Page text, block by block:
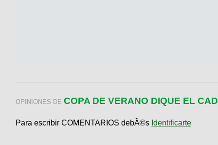
OPINIONES DE COPA DE VERANO DIQUE EL
Para escribir COMENTARIOS debÃ©s Identificarte